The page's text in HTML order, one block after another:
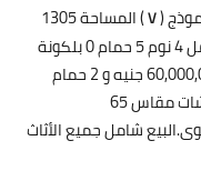
(
V
) المساحة 1305
تطل على تشمل 4 نوم 5 حمام 0 بلكونة
تشطيب الشركة إستلام فوري للبيع كاش 60,000,000 جنيه و 2 حمام
سباحة 10 أجهزة تكييف .سخان مركزي.7شاشات مقاس 65
شامل جميع الأثاث